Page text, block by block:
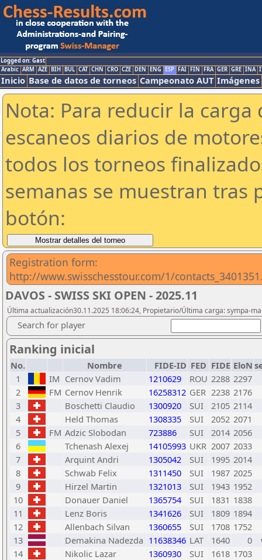
Logged on: Gast
Arabic ARM AZE BIH BUL CAT CHN CRO CZE DEN ENG ESP FAI FIN FRA GER GRE INA
Inicio Base de datos de torneos Campeonato AUT Imágenes
Nota: Para reducir la
escaneos diarios de
todos los torneos
semanas se muestran tras
botón:
Registration form:
http://www.swisschesstour.com/1/
DAVOS - SWISS SKI OPEN - 2025.11
Última actualización30.11.2025 18:06:24, Propietario/Última carga: sympa-
Search for player
Ranking inicial
No. Nombre FIDE-ID FED FIDE EloN
1
IM Cernov Vadim 1210629 ROU 2288 2297
2
FM Cernov Henrik 16258312 GER 2238 2176
3
Boschetti Claudio 1300920 SUI 2105 2114
4
Held Thomas 1308335 SUI 2052 2071
5
FM Adzic Slobodan 723886 SUI 2014 2056
6
Tchenash Alexej 14105993 UKR 2007 2033
7
Arquint Andri 1305042 SUI 1995 2014
8
Schwab Felix 1311450 SUI 1987 2025
9
Hirzel Martin 1321013 SUI 1943 1952
10
Donauer Daniel 1365754 SUI 1831 1838
11
Lenz Boris 1341626 SUI 1809 1894
12
Allenbach Silvan 1360655 SUI 1708 1752
13
Demakina Nadezda 11638346 LAT 1640 0
14
Nikolic Lazar 1360930 SUI 1618 1703